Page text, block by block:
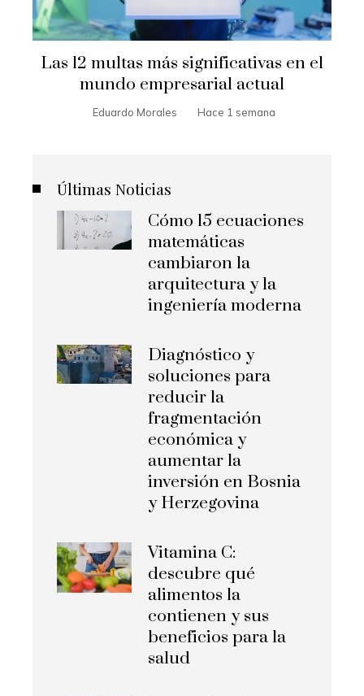
Las 12 multas más significativas en el
mundo empresarial actual
Eduardo Morales Hace 1 semana
Últimas Noticias
Cómo 15 ecuaciones
matemáticas
cambiaron la
arquitectura y la
ingeniería moderna
Diagnóstico y
soluciones para
reducir la
fragmentación
económica y
aumentar la
inversión en Bosnia
y Herzegovina
Vitamina C:
descubre qué
alimentos la
contienen y sus
beneficios para la
salud